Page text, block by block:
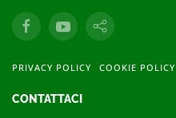
PRIVACY POLICY COOKIE POLICY
CONTATTACI